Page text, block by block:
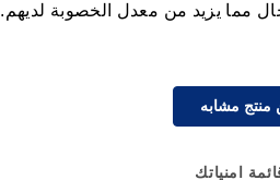
مما يزيد من معدل الخصوبة لديهم.
منتج مشابه
امنياتك